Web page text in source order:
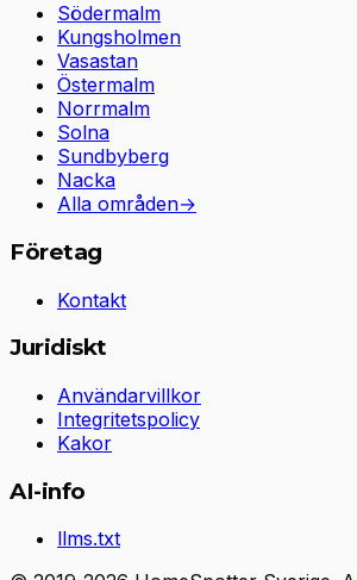
Södermalm
Kungsholmen
Vasastan
Östermalm
Norrmalm
Solna
Sundbyberg
Nacka
Alla områden→
Företag
Kontakt
Juridiskt
Användarvillkor
Integritetspolicy
Kakor
AI-info
llms.txt